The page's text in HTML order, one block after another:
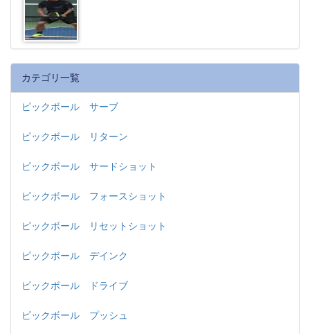
カテゴリ一覧
ピックボール サーブ
ピックボール リターン
ピックボール サードショット
ピックボール フォースショット
ピックボール リセットショット
ピックボール デインク
ピックボール ドライブ
ピックボール プッシュ